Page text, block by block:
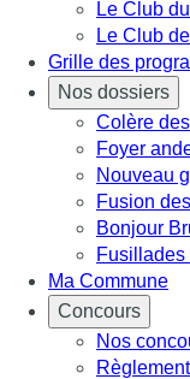
Le Club
Le Club
Grille des
Nos dossiers
Colère
Foyer
Nouveau
Fusion
Bonjour
Ma Commune
Concours
Nos
Règlement